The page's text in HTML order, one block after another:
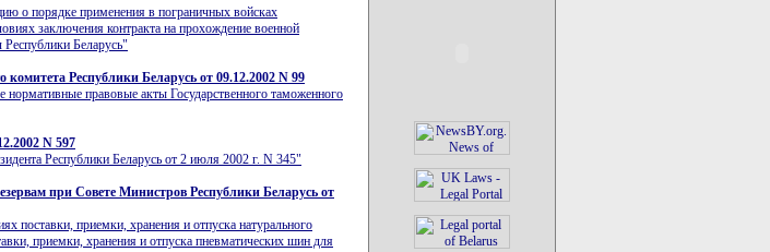
о порядке применения в пограничных войсках
заключения контракта на прохождение военной
Беларусь"
комитета Республики Беларусь от 09.12.2002 N 99
правовые акты Государственного таможенного
N 597
Республики Беларусь от 2 июля 2002 г. N 345"
при Совете Министров Республики Беларусь от
поставки, приемки, хранения и отпуска натурального
приемки, хранения и отпуска пневматических шин для